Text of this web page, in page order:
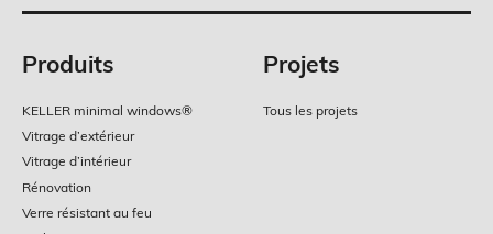
Pied
de
page
Produits
KELLER minimal windows®
Vitrage d’extérieur
Vitrage d’intérieur
Rénovation
Verre résistant au feu
Projets
Tous les projets